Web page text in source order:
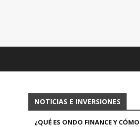
NOTICIAS E INVERSIONES
¿QUÉ ES ONDO FINANCE Y